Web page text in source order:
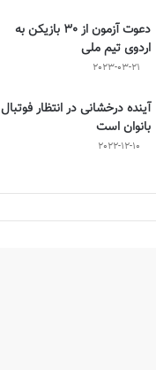
دعوت آزمون از 30 بازیکن به
اردوی تیم ملی
2023-03-21
آینده درخشانی در انتظار فوتبال
بانوان است
2022-12-10